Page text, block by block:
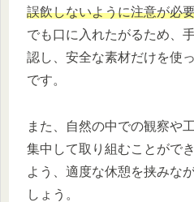
誤飲しないように注意が必
でも口に入れたがるため、
認し、安全な素材だけを使
です。
また、自然の中での観察や
集中して取り組むことがで
よう、適度な休憩を挟みな
しょう。